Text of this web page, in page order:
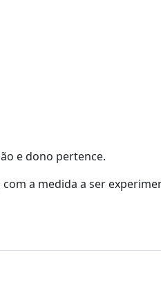
e dono pertence.
a medida a ser